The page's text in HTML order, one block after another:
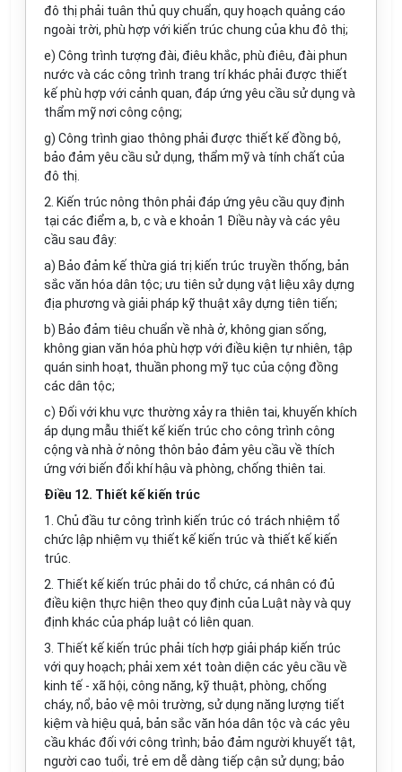
đô thị phải tuân thủ quy chuẩn, quy hoạch quảng cáo
ngoài trời, phù hợp với kiến trúc chung của khu đô thị;
e) Công trình tượng đài, điêu khắc, phù điêu, đài phun
nước và các công trình trang trí khác phải được thiết
kế phù hợp với cảnh quan, đáp ứng yêu cầu sử dụng và
thẩm mỹ nơi công cộng;
g) Công trình giao thông phải được thiết kế đồng bộ,
bảo đảm yêu cầu sử dụng, thẩm mỹ và tính chất của
đô thị.
2. Kiến trúc nông thôn phải đáp ứng yêu cầu quy định
tại các điểm a, b, c và e khoản 1 Điều này và các yêu
cầu sau đây:
a) Bảo đảm kế thừa giá trị kiến trúc truyền thống, bản
sắc văn hóa dân tộc; ưu tiên sử dụng vật liệu xây dựng
địa phương và giải pháp kỹ thuật xây dựng tiên tiến;
b) Bảo đảm tiêu chuẩn về nhà ở, không gian sống,
không gian văn hóa phù hợp với điều kiện tự nhiên, tập
quán sinh hoạt, thuần phong mỹ tục của cộng đồng
các dân tộc;
c) Đối với khu vực thường xảy ra thiên tai, khuyến khích
áp dụng mẫu thiết kế kiến trúc cho công trình công
cộng và nhà ở nông thôn bảo đảm yêu cầu về thích
ứng với biến đổi khí hậu và phòng, chống thiên tai.
Điều 12. Thiết kế kiến trúc
1. Chủ đầu tư công trình kiến trúc có trách nhiệm tổ
chức lập nhiệm vụ thiết kế kiến trúc và thiết kế kiến
trúc.
2. Thiết kế kiến trúc phải do tổ chức, cá nhân có đủ
điều kiện thực hiện theo quy định của Luật này và quy
định khác của pháp luật có liên quan.
3. Thiết kế kiến trúc phải tích hợp giải pháp kiến trúc
với quy hoạch; phải xem xét toàn diện các yêu cầu về
kinh tế - xã hội, công năng, kỹ thuật, phòng, chống
cháy, nổ, bảo vệ môi trường, sử dụng năng lượng tiết
kiệm và hiệu quả, bản sắc văn hóa dân tộc và các yêu
cầu khác đối với công trình; bảo đảm người khuyết tật,
người cao tuổi, trẻ em dễ dàng tiếp cận sử dụng; bảo